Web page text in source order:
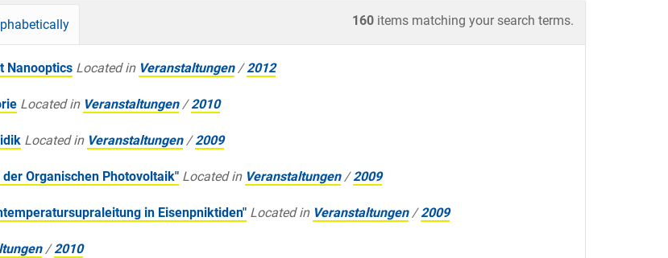
160 items matching your search terms.
Nanooptics Located in Veranstaltungen /2012
Located in Veranstaltungen /2010
Located in Veranstaltungen /2009
Organischen Photovoltaik" Located in Veranstaltungen /2009
in Eisenpniktiden" Located in Veranstaltungen /2009
/2010